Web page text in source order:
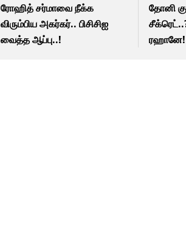
ரோஹித் சர்மாவை நீக்க
விரும்பிய அகர்கர்.. பிசிசிஐ
வைத்த ஆப்பு..!
தோனி
ரஹானே!